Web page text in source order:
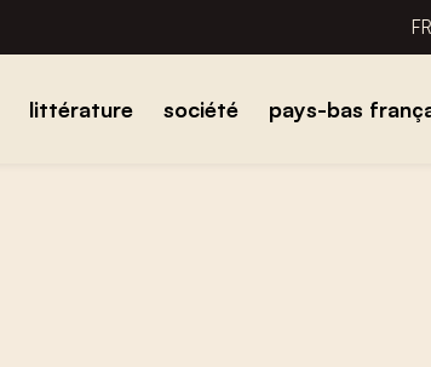
FR
littérature société pays-bas